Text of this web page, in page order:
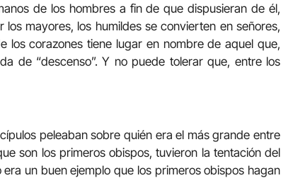
de los hombres a fin de que dispusieran de él,
mayores, los humildes se convierten en señores,
los corazones tiene lugar en nombre de aquel que,
de “descenso”. Y no puede tolerar que, entre los
peleaban sobre quién era el más grande entre
son los primeros obispos, tuvieron la tentación del
un buen ejemplo que los primeros obispos hagan